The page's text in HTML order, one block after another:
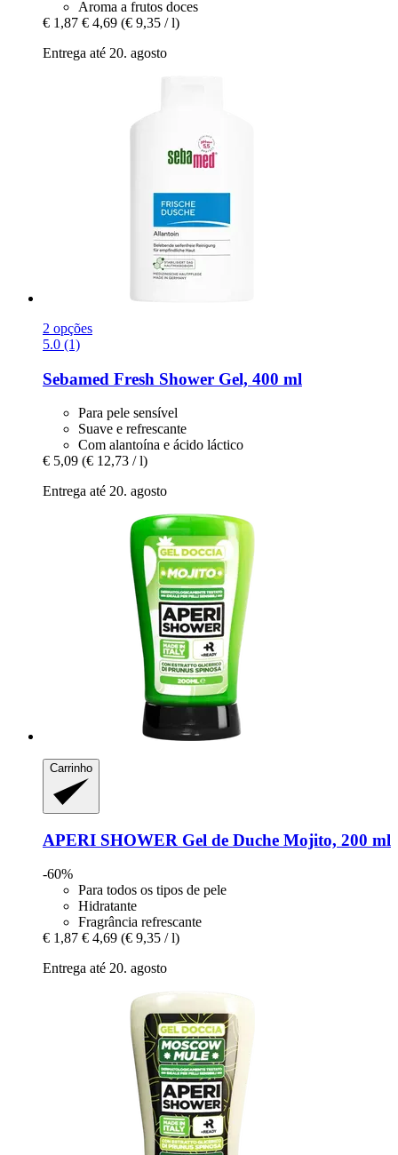
Aroma a frutos doces
€ 1,87 € 4,69 (€ 9,35 / l)
Entrega até 20. agosto
2 opções
5.0 (1)
Sebamed Fresh Shower Gel, 400 ml
Para pele sensível
Suave e refrescante
Com alantoína e ácido láctico
€ 5,09 (€ 12,73 / l)
Entrega até 20. agosto
Carrinho
APERI SHOWER Gel de Duche Mojito, 200 ml
-60%
Para todos os tipos de pele
Hidratante
Fragrância refrescante
€ 1,87 € 4,69 (€ 9,35 / l)
Entrega até 20. agosto